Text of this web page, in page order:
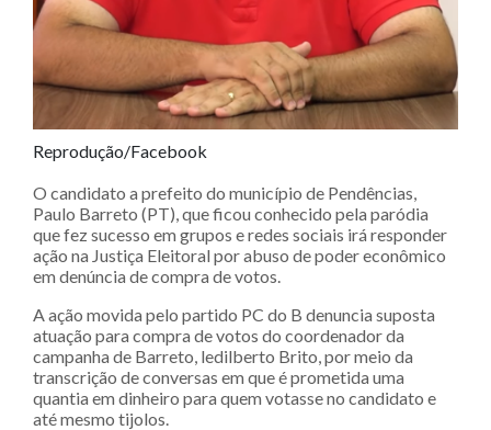
Reprodução/Facebook
O candidato a prefeito do município de Pendências,
Paulo Barreto (PT), que ficou conhecido pela paródia
que fez sucesso em grupos e redes sociais irá responder
ação na Justiça Eleitoral por abuso de poder econômico
em denúncia de compra de votos.
A ação movida pelo partido PC do B denuncia suposta
atuação para compra de votos do coordenador da
campanha de Barreto, ledilberto Brito, por meio da
transcrição de conversas em que é prometida uma
quantia em dinheiro para quem votasse no candidato e
até mesmo tijolos.